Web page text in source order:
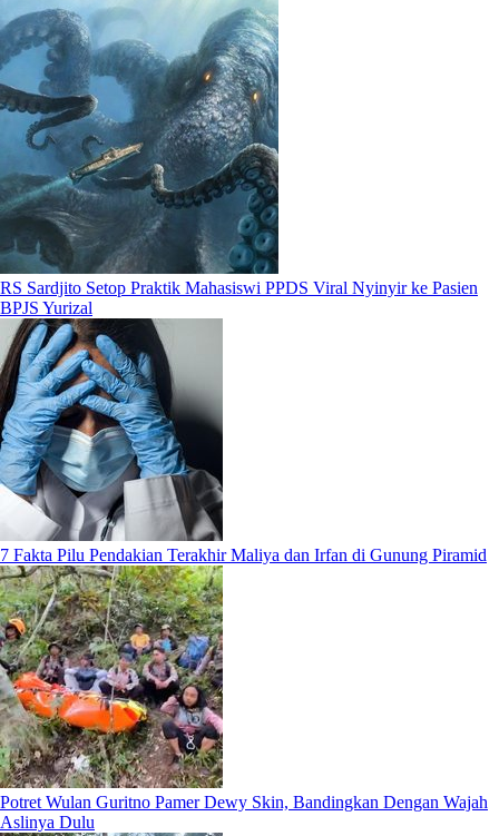
RS Sardjito Setop Praktik Mahasiswi PPDS Viral Nyinyir ke Pasien
BPJS Yurizal
7 Fakta Pilu Pendakian Terakhir Maliya dan Irfan di Gunung Piramid
Potret Wulan Guritno Pamer Dewy Skin, Bandingkan Dengan Wajah
Aslinya Dulu